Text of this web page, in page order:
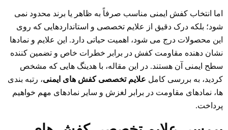
اما انتخاب کفش ایمنی مناسب صرفاً به ظاهر یا برند محدود نمی
شود؛ بلکه درک دقیق از علایم تخصصی و استانداردهایی که روی
این محصولات درج می شود، اهمیت حیاتی دارد. این علایم و نمادها
نشان دهنده مقاومت کفش در برابر خطرات خاص و تضمین کننده
سطح ایمنی آن هستند. در این مقاله، با هدینگ هایی که مشخص
کردید، به بررسی کامل علایم تخصصی کفش های ایمنی، رتبه بندی
ها، نمادهای مقاومت در برابر لغزش و سایر نمادهای مهم خواهیم
پرداخت.